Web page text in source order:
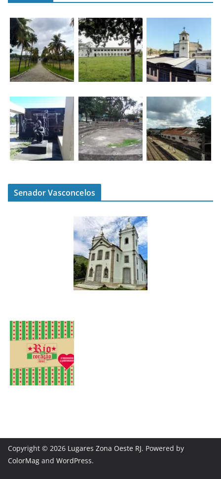
Senador Vasconcelos
Copyright © 2026 Lugares Zona Oeste RJ. Powered by
ColorMag and WordPress.